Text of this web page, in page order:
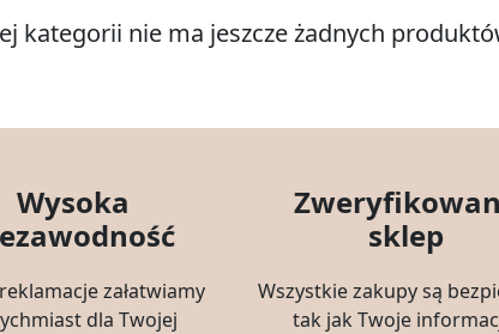
kategorii nie ma jeszcze żadnych
Wysoka
załatwiamy
dla Twojej
sklep
Wszystkie zakupy są
tak jak Twoje